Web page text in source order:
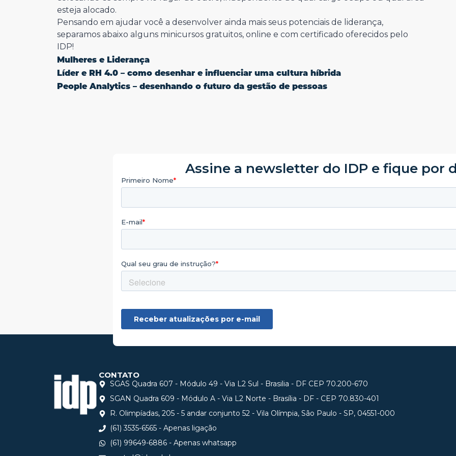
esteja alocado.
Pensando em ajudar você a desenvolver ainda mais seus potenciais de liderança,
separamos abaixo alguns minicursos gratuitos, online e com certificado oferecidos pelo
IDP!
Mulheres e Liderança
Líder e RH 4.0 – como desenhar e influenciar uma cultura híbrida
People Analytics – desenhando o futuro da gestão de pessoas
Assine a newsletter do IDP e fique por
CONTATO
SGAS Quadra 607 - Módulo 49 - Via L2 Sul - Brasilia - DF CEP 70.200-670
SGAN Quadra 609 - Módulo A - Via L2 Norte - Brasília - DF - CEP 70.830-401
R. Olimpíadas, 205 - 5 andar conjunto 52 - Vila Olímpia, São Paulo - SP, 04551-000
(61) 3535-6565 - Apenas ligação
(61) 99649-6886 - Apenas whatsapp